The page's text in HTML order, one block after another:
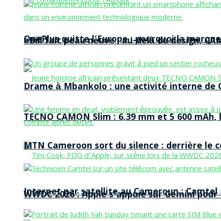
OnePlus quitte l’Europe : pourquoi la
TECNO CAMON Slim : 6,39 mm et 5 600
WWDC 2026 : Apple s’appuie sur Gemini
eBill fait peau neuve : au-delà du design,
Drame à Mbankolo : une activité interne de
MTN Cameroon sort du silence : derrière le
Internet par satellite au Cameroun :